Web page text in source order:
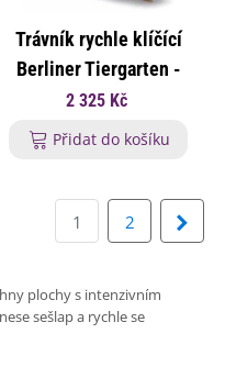
Trávník rychle klíčící
Berliner Tiergarten -
osivo Pegasus - směs -
10 kg
2 325 Kč
Přidat do košíku
1 2
plochy s intenzivním
sešlap a rychle se